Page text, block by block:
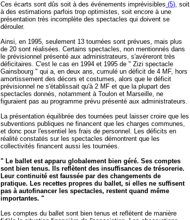
Ces écarts sont dûs soit à des événements imprévisibles (5), soit
à des estimations parfois trop optimistes, soit encore à une
présentation très incomplète des spectacles qui doivent se
dérouler.
Ainsi, en 1995, seulement 13 tournées sont prévues, mais plus
de 20 sont réalisées. Certains spectacles, non mentionnés dans
le prévisionnel présenté aux administrateurs, s'avéreront très
déficitaires. C'est le cas en 1994 et 1995 de " Zizi spectacle
Gainsbourg " qui a, en deux ans, cumulé un déficit de 4 MF, hors
amortissement des décors et costumes, alors que le déficit
prévisionnel ne s'établissait qu'à 2 MF et que la plupart des
spectacles donnés, notamment à Toulon et Marseille, ne
figuraient pas au programme prévu présenté aux administrateurs.
La présentation équilibrée des tournées peut laisser croire que les
subventions publiques ne financent que les charges communes,
et donc pour l'essentiel les frais de personnel. Les déficits en
réalité constatés sur les spectacles démontrent que les
collectivités financent aussi les tournées.
" Le ballet est apparu globalement bien géré. Ses comptes
sont bien tenus. Ils reflètent des insuffisances de trésorerie.
Leur continuité est faussée par des changements de
pratique. Les recettes propres du ballet, si elles ne suffisent
pas à autofinancer les spectacles, restent quand même
importantes. "
Les comptes du ballet sont bien tenus et reflètent de manière